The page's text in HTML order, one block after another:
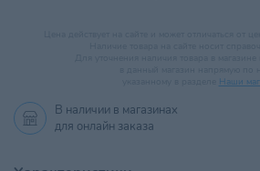
Наши
В наличии в магазинах
для онлайн заказа